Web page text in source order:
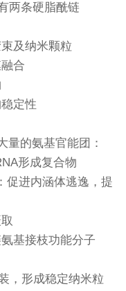
两条硬脂酰链
及纳米颗粒
合
定性
量的氨基官能团：
形成复合物
促进内涵体逃逸，提
基接枝功能分子
，形成稳定纳米粒